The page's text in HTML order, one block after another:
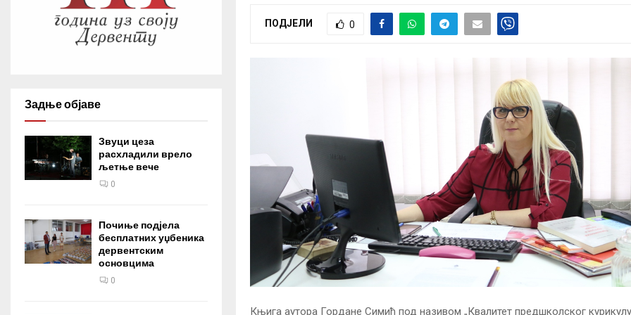
ПОДЈЕЛИ 0
Књига аутора Гордане Симић под називом „Квалитет предшколског
Задње објаве
Звуци цеза
расхладили врело
љетње вече
0
Почиње подјела
бесплатних уџбеника
дервентским
основцима
0